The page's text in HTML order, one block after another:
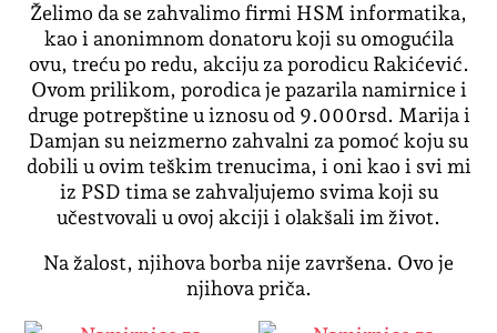
Želimo da se zahvalimo firmi HSM informatika,
kao i anonimnom donatoru koji su omogućila
ovu, treću po redu, akciju za porodicu Rakićević.
Ovom prilikom, porodica je pazarila namirnice i
druge potrepštine u iznosu od 9.000rsd. Marija i
Damjan su neizmerno zahvalni za pomoć koju su
dobili u ovim teškim trenucima, i oni kao i svi mi
iz PSD tima se zahvaljujemo svima koji su
učestvovali u ovoj akciji i olakšali im život.
Na žalost, njihova borba nije završena. Ovo je
njihova priča.